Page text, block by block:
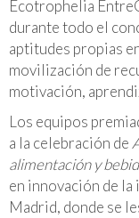
Ecotrophelia
durante todo el
aptitudes propias
movilización de
motivación,
Los equipos
a la celebración de
alimentación y
en innovación de
Madrid, donde se